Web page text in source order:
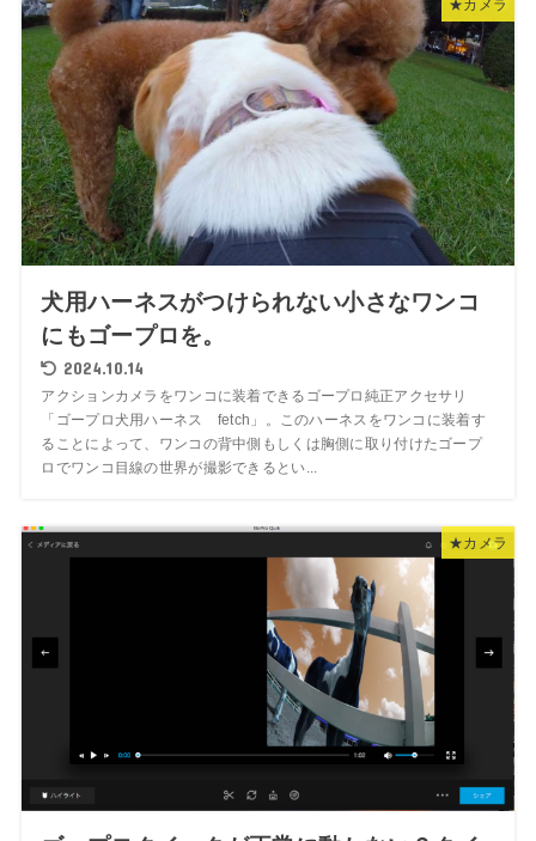
★カメラ
犬用ハーネスがつけられない小さなワンコ
にもゴープロを。
2024.10.14
アクションカメラをワンコに装着できるゴープロ純正アクセサリ
「ゴープロ犬用ハーネス fetch」。このハーネスをワンコに装着す
ることによって、ワンコの背中側もしくは胸側に取り付けたゴープ
ロでワンコ目線の世界が撮影できるとい...
★カメラ